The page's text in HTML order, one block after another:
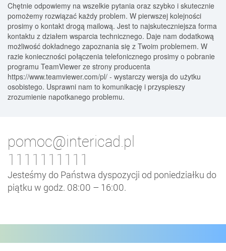
Chętnie odpowiemy na wszelkie pytania oraz szybko i skutecznie
pomożemy rozwiązać każdy problem. W pierwszej kolejności
prosimy o kontakt drogą mailową. Jest to najskuteczniejsza forma
kontaktu z działem wsparcia technicznego. Daje nam dodatkową
możliwość dokładnego zapoznania się z Twoim problemem. W
razie konieczności połączenia telefonicznego prosimy o pobranie
programu TeamViewer ze strony producenta
https://www.teamviewer.com/pl/ - wystarczy wersja do użytku
osobistego. Usprawni nam to komunikację i przyspieszy
zrozumienie napotkanego problemu.
pomoc@intericad.pl
1111111111
Jesteśmy do Państwa dyspozycji od poniedziałku do
piątku w godz. 08:00 – 16:00.